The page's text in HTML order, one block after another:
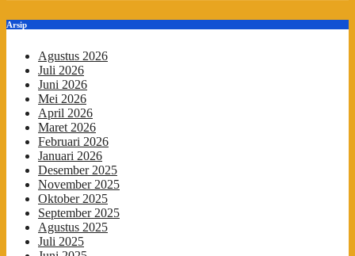
Arsip
Agustus 2026
Juli 2026
Juni 2026
Mei 2026
April 2026
Maret 2026
Februari 2026
Januari 2026
Desember 2025
November 2025
Oktober 2025
September 2025
Agustus 2025
Juli 2025